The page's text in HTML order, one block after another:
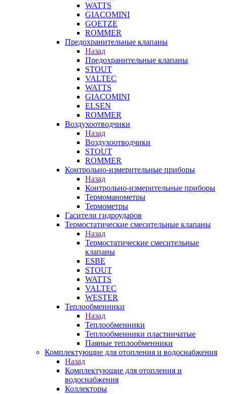
WATTS
GIACOMINI
GOETZE
ROMMER
Предохранительные клапаны
Назад
Предохранительные клапаны
STOUT
VALTEC
WATTS
GIACOMINI
ELSEN
ROMMER
Воздухоотводчики
Назад
Воздухоотводчики
STOUT
ROMMER
Контрольно-измерительные приборы
Назад
Контрольно-измерительные приборы
Термоманометры
Термометры
Гасители гидроударов
Термостатические смесительные клапаны
Назад
Термостатические смесительные
клапаны
ESBE
STOUT
WATTS
VALTEC
WESTER
Теплообменники
Назад
Теплообменники
Теплообменники пластинчатые
Паяные теплообменники
Комплектующие для отопления и водоснабжения
Назад
Комплектующие для отопления и
водоснабжения
Коллекторы